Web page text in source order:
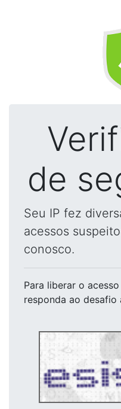
de
Seu IP fez
acessos
conosco.
Para liberar o acesso
responda ao desafio